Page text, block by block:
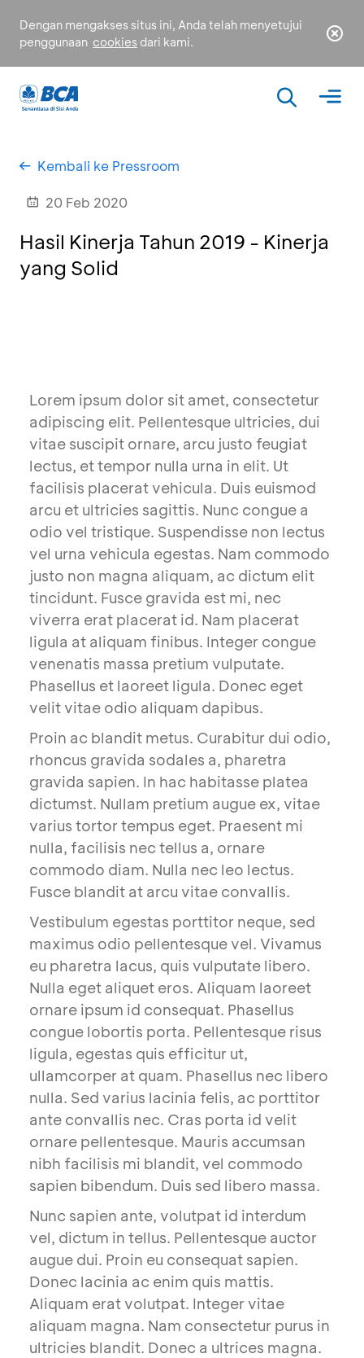
Dengan mengakses situs ini, Anda telah menyetujui
penggunaan cookies dari kami.
Kembali ke Pressroom
20 Feb 2020
Hasil Kinerja Tahun 2019 - Kinerja
yang Solid
Lorem ipsum dolor sit amet, consectetur
adipiscing elit. Pellentesque ultricies, dui
vitae suscipit ornare, arcu justo feugiat
lectus, et tempor nulla urna in elit. Ut
facilisis placerat vehicula. Duis euismod
arcu et ultricies sagittis. Nunc congue a
odio vel tristique. Suspendisse non lectus
vel urna vehicula egestas. Nam commodo
justo non magna aliquam, ac dictum elit
tincidunt. Fusce gravida est mi, nec
viverra erat placerat id. Nam placerat
ligula at aliquam finibus. Integer congue
venenatis massa pretium vulputate.
Phasellus et laoreet ligula. Donec eget
velit vitae odio aliquam dapibus.
Proin ac blandit metus. Curabitur dui odio,
rhoncus gravida sodales a, pharetra
gravida sapien. In hac habitasse platea
dictumst. Nullam pretium augue ex, vitae
varius tortor tempus eget. Praesent mi
nulla, facilisis nec tellus a, ornare
commodo diam. Nulla nec leo lectus.
Fusce blandit at arcu vitae convallis.
Vestibulum egestas porttitor neque, sed
maximus odio pellentesque vel. Vivamus
eu pharetra lacus, quis vulputate libero.
Nulla eget aliquet eros. Aliquam laoreet
ornare ipsum id consequat. Phasellus
congue lobortis porta. Pellentesque risus
ligula, egestas quis efficitur ut,
ullamcorper at quam. Phasellus nec libero
nulla. Sed varius lacinia felis, ac porttitor
ante convallis nec. Cras porta id velit
ornare pellentesque. Mauris accumsan
nibh facilisis mi blandit, vel commodo
sapien bibendum. Duis sed libero massa.
Nunc sapien ante, volutpat id interdum
vel, dictum in tellus. Pellentesque auctor
augue dui. Proin eu consequat sapien.
Donec lacinia ac enim quis mattis.
Aliquam erat volutpat. Integer vitae
aliquam magna. Nam consectetur purus in
ultricies blandit. Donec a ultrices magna.